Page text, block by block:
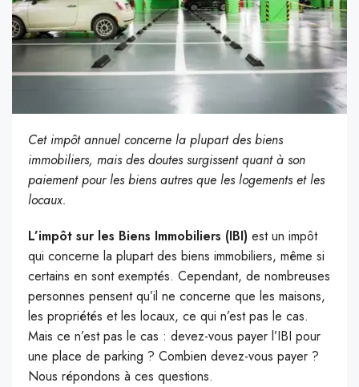
Cet impôt annuel concerne la plupart des biens
immobiliers, mais des doutes surgissent quant à son
paiement pour les biens autres que les logements et les
locaux.
L’impôt sur les Biens Immobiliers (IBI) est un impôt
qui concerne la plupart des biens immobiliers, même si
certains en sont exemptés. Cependant, de nombreuses
personnes pensent qu’il ne concerne que les maisons,
les propriétés et les locaux, ce qui n’est pas le cas.
Mais ce n’est pas le cas : devez-vous payer l’IBI pour
une place de parking ? Combien devez-vous payer ?
Nous répondons à ces questions.